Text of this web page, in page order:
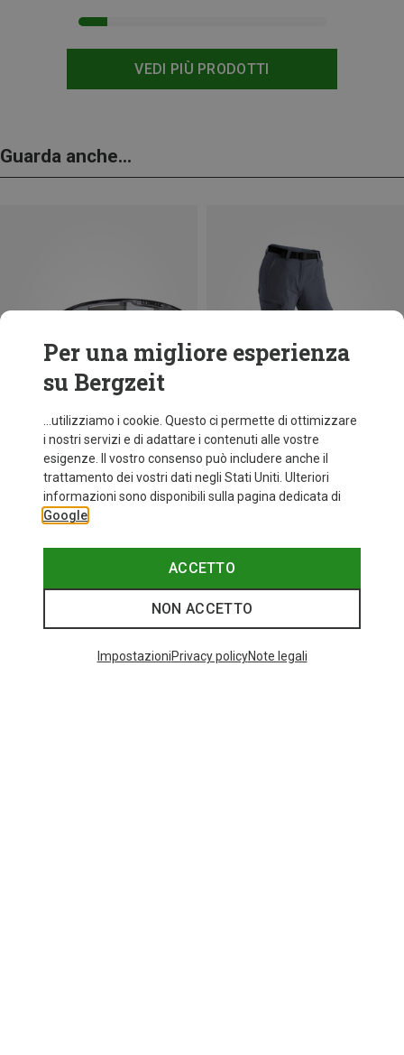
VEDI PIÙ PRODOTTI
Guarda anche...
Risparmi 25% fino a 31%
Categories speciali
Per una migliore esperienza
su Bergzeit
...utilizziamo i cookie. Questo ci permette di ottimizzare
i nostri servizi e di adattare i contenuti alle vostre
esigenze. Il vostro consenso può includere anche il
trattamento dei vostri dati negli Stati Uniti. Ulteriori
informazioni sono disponibili sulla pagina dedicata di
Google
ACCETTO
NON ACCETTO
ImpostazioniPrivacy policyNote legali